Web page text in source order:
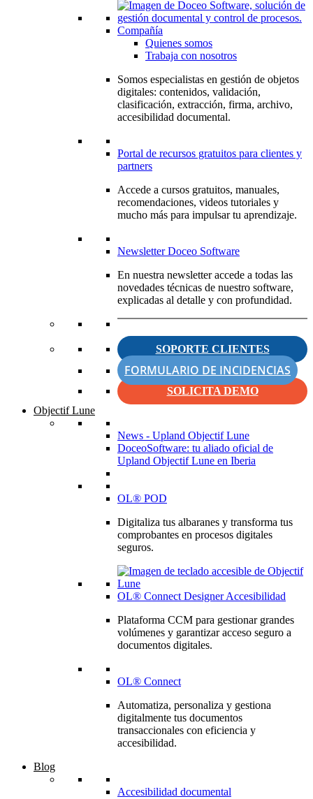
Compañía
Quienes somos
Trabaja con nosotros
Somos especialistas en gestión de objetos
digitales: contenidos, validación,
clasificación, extracción, firma, archivo,
accesibilidad documental.
Portal de recursos gratuitos para clientes y
partners
Accede a cursos gratuitos, manuales,
recomendaciones, videos tutoriales y
mucho más para impulsar tu aprendizaje.
Newsletter Doceo Software
En nuestra newsletter accede a todas las
novedades técnicas de nuestro software,
explicadas al detalle y con profundidad.
SOPORTE CLIENTES
FORMULARIO DE INCIDENCIAS
SOLICITA DEMO
Objectif Lune
News - Upland Objectif Lune
DoceoSoftware: tu aliado oficial de
Upland Objectif Lune en Iberia
OL® POD
Digitaliza tus albaranes y transforma tus
comprobantes en procesos digitales
seguros.
OL® Connect Designer Accesibilidad
Plataforma CCM para gestionar grandes
volúmenes y garantizar acceso seguro a
documentos digitales.
OL® Connect
Automatiza, personaliza y gestiona
digitalmente tus documentos
transaccionales con eficiencia y
accesibilidad.
Blog
Accesibilidad documental